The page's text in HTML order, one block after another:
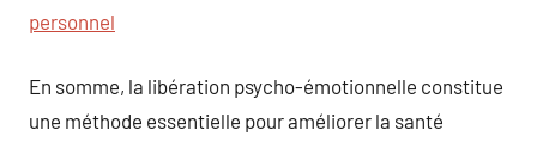
personnel
En somme, la libération psycho-émotionnelle constitue
une méthode essentielle pour améliorer la santé